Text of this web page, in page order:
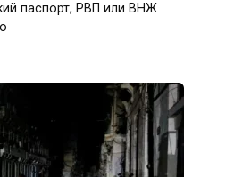
паспорт, РВП или ВНЖ